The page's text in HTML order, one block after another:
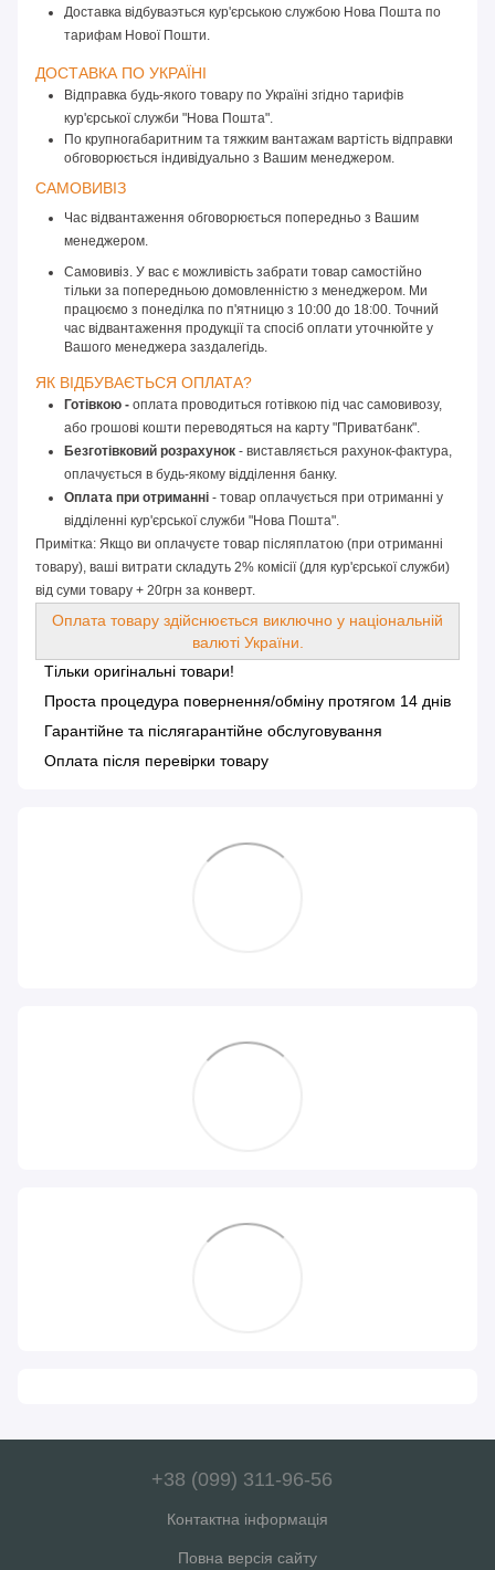
Доставка відбуваэться кур'єрською службою Нова Пошта по
тарифам Нової Пошти.
ДОСТАВКА ПО УКРАЇНІ
Відправка будь-якого товару по Україні згідно тарифів
кур'єрської служби "Нова Пошта".
По крупногабаритним та тяжким вантажам вартість відправки
обговорюється індивідуально з Вашим менеджером.
САМОВИВІЗ
Час відвантаження обговорюється попередньо з Вашим
менеджером.
Самовивіз. У вас є можливість забрати товар самостійно
тільки за попередньою домовленністю з менеджером. Ми
працюємо з понеділка по п'ятницю з 10:00 до 18:00. Точний
час відвантаження продукції та спосіб оплати уточнюйте у
Вашого менеджера заздалегідь.
ЯК ВІДБУВАЄТЬСЯ ОПЛАТА?
Готівкою - оплата проводиться готівкою під час самовивозу,
або грошові кошти переводяться на карту "Приватбанк".
Безготівковий розрахунок - виставляється рахунок-фактура,
оплачується в будь-якому відділення банку.
Оплата при отриманні - товар оплачується при отриманні у
відділенні кур'єрської служби "Нова Пошта".
Примітка: Якщо ви оплачуєте товар післяплатою (при отриманні
товару), ваші витрати складуть 2% комісії (для кур'єрської служби)
від суми товару + 20грн за конверт.
Оплата товару здійснюється виключно у національній
валюті України.
Тільки оригінальні товари!
Проста процедура повернення/обміну протягом 14 днів
Гарантійне та післягарантійне обслуговування
Оплата після перевірки товару
+38 (099) 311-96-56
Контактна інформація
Повна версія сайту